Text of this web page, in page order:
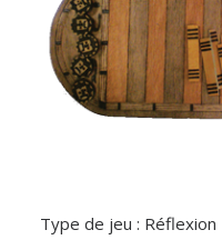
Type de jeu : Réflexion